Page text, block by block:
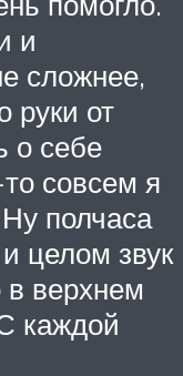
и
сложнее,
руки от
о себе
совсем я
полчаса
целом звук
в верхнем
каждой